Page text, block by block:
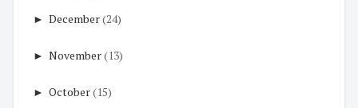
► December(24)
► November(13)
► October(15)